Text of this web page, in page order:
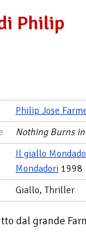
Philip
Philip Jose
Nothing Burns
Il giallo
Mondadori 1998
Giallo, Thriller
dal grande